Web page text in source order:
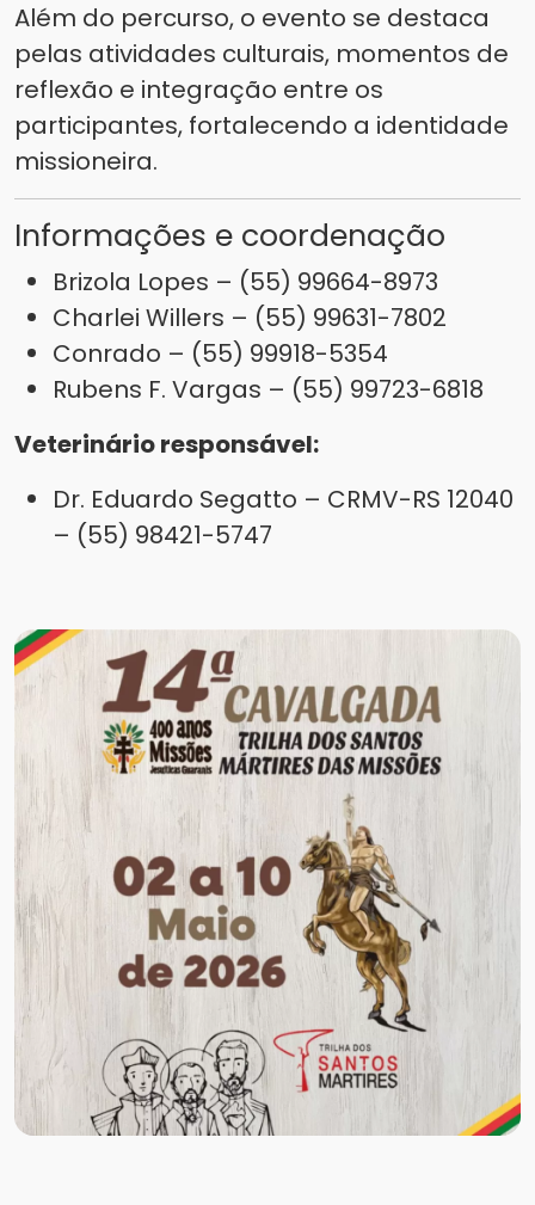
Além do percurso, o evento se destaca
pelas atividades culturais, momentos de
reflexão e integração entre os
participantes, fortalecendo a identidade
missioneira.
Informações e coordenação
Brizola Lopes – (55) 99664-8973
Charlei Willers – (55) 99631-7802
Conrado – (55) 99918-5354
Rubens F. Vargas – (55) 99723-6818
Veterinário responsável:
Dr. Eduardo Segatto – CRMV-RS 12040
– (55) 98421-5747